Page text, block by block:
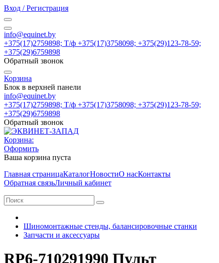
Вход / Регистрация
info@equinet.by
+375(17)2759898; Т/ф +375(17)3758098; +375(29)123-78-59;
+375(29)6759898
Обратный звонок
Корзина
Блок в верхней панели
info@equinet.by
+375(17)2759898; Т/ф +375(17)3758098; +375(29)123-78-59;
+375(29)6759898
Обратный звонок
Корзина:
Оформить
Ваша корзина пуста
Главная страницаКаталогНовостиО насКонтакты
Обратная связьЛичный кабинет
Шиномонтажные стенды, балансировочные станки
Запчасти и аксессуары
RP6-710291990 Пульт